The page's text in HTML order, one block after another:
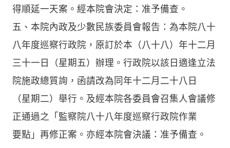
得順延一天案。經本院會決定：准予備查。
五、本院內政及少數民族委員會報告：為本院八十
八年度巡察行政院，原訂於本（八十八）年十二月
三十一日（星期五）辦理。行政院以該日適逢立法
院施政總質詢，函請改為同年十二月二十八日
（星期二）舉行。及經本院各委員會召集人會議修
正通過之「監察院八十八年度巡察行政院作業
要點」再修正案。亦經本院會決議：准予備查。